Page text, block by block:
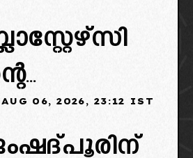
AUG 06, 2026, 23:12 IST